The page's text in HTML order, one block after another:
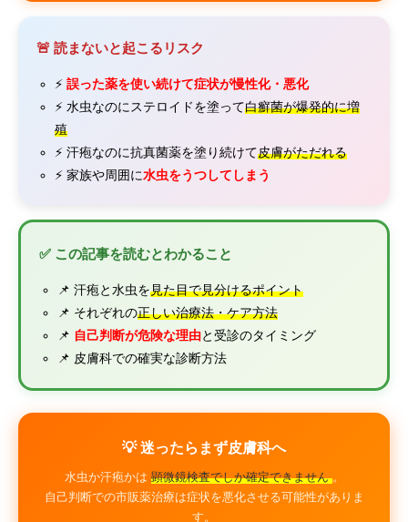
🚨 読まないと起こるリスク
⚡ 誤った薬を使い続けて症状が慢性化・悪化
⚡ 水虫なのにステロイドを塗って白癬菌が爆発的に増
殖
⚡ 汗疱なのに抗真菌薬を塗り続けて皮膚がただれる
⚡ 家族や周囲に水虫をうつしてしまう
✅ この記事を読むとわかること
📌 汗疱と水虫を見た目で見分けるポイント
📌 それぞれの正しい治療法・ケア方法
📌 自己判断が危険な理由と受診のタイミング
📌 皮膚科での確実な診断方法
💡 迷ったらまず皮膚科へ
水虫か汗疱かは 顕微鏡検査でしか確定できません。
自己判断での市販薬治療は症状を悪化させる可能性がありま
す。